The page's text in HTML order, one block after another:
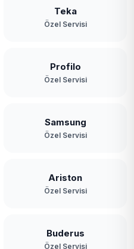
Teka
Özel Servisi
Profilo
Özel Servisi
Samsung
Özel Servisi
Ariston
Özel Servisi
Buderus
Özel Servisi